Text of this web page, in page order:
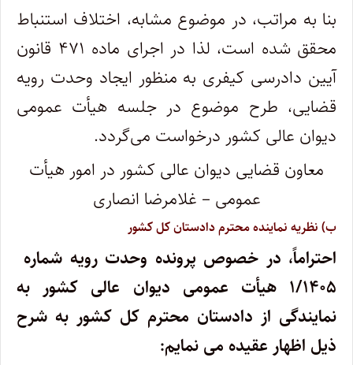
بنا به مراتب، در موضوع مشابه، اختلاف استنباط
محقق شده است، لذا در اجرای ماده ۴۷۱ قانون
آیین دادرسی کیفری به منظور ایجاد وحدت رویه
قضایی، طرح موضوع در جلسه هیأت عمومی
دیوان عالی کشور درخواست می‌گردد.
معاون قضایی دیوان عالی کشور در امور هیأت
عمومی – غلامرضا انصاری
ب) نظریه نماینده محترم دادستان کل کشور
احتراماً، در خصوص پرونده وحدت رویه شماره
۱/۱۴۰۵ هیأت عمومی دیوان عالی کشور به
نمایندگی از دادستان محترم کل کشور به شرح
ذیل اظهار عقیده می نمایم: